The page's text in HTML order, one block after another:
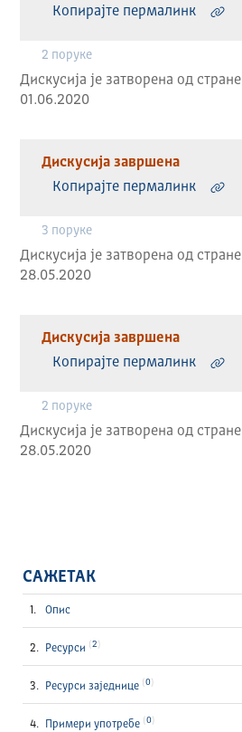
Копирајте пермалинк
2 порукe
Дискусија је затворена од стране
01.06.2020
Дискусија завршена
Копирајте пермалинк
3 порукe
Дискусија је затворена од стране
28.05.2020
Дискусија завршена
Копирајте пермалинк
2 порукe
Дискусија је затворена од стране
28.05.2020
САЖЕТАК
Опис
Ресурси 2
Ресурси заједнице 0
Примери употребе 0